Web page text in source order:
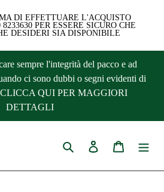
DI EFFETTUARE L'ACQUISTO
PER ESSERE SICURO CHE
DESIDERI SIA DISPONIBILE
sempre l'integrità del pacco e ad
ci sono dubbi o segni evidenti di
CLICCA QUI PER MAGGIORI
DETTAGLI
Cerca Accedi Carrello